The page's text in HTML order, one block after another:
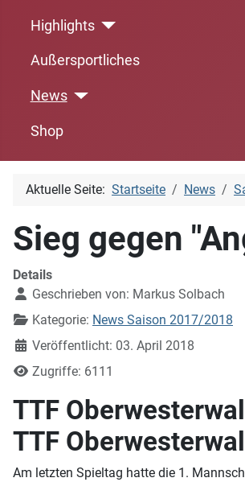
Highlights
Außersportliches
News
Shop
Aktuelle Seite: Startseite News
Sieg gegen
Details
Geschrieben von: Markus Solbach
Kategorie: News Saison 2017/2018
Veröffentlicht: 03. April 2018
Zugriffe: 6111
TTF
TTF
Am letzten Spieltag hatte die 1.